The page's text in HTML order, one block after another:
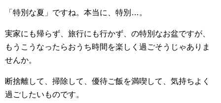
「特別な夏」ですね。本当に、特別…。
実家にも帰らず、旅行にも行かず、の特別なお盆ですが、
もうこうなったらおうち時間を楽しく過ごそうじゃありま
せんか。
断捨離して、掃除して、優待ご飯を満喫して、気持ちよく
過ごしたいものです。